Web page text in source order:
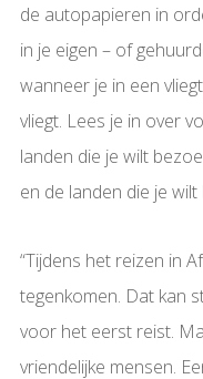
de autopapieren in
in je eigen – of
wanneer je in een
vliegt. Lees je in over
landen die je wilt
en de landen die je wilt
“Tijdens het reizen in
tegenkomen. Dat kan
voor het eerst reist.
vriendelijke mensen.